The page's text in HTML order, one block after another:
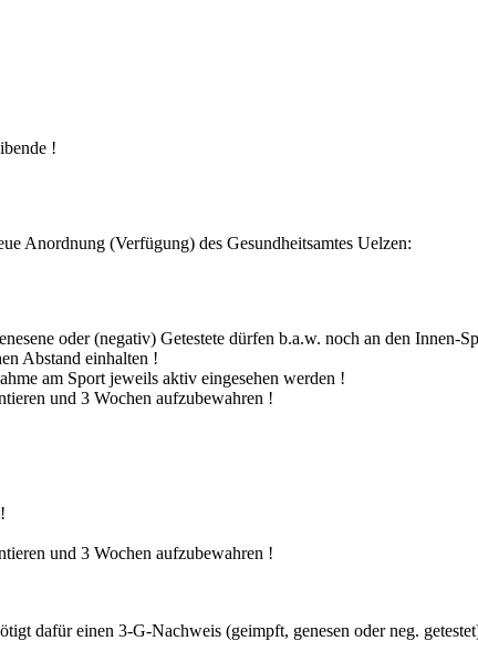
!
Anordnung (Verfügung) des Gesundheitsamtes Uelzen:
oder (negativ) Getestete dürfen b.a.w. noch an den
Abstand einhalten !
am Sport jeweils aktiv eingesehen werden !
und 3 Wochen aufzubewahren !
und 3 Wochen aufzubewahren !
dafür einen 3-G-Nachweis (geimpft, genesen oder neg.